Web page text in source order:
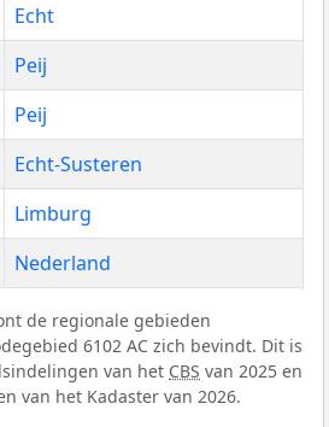
Echt
Peij
Peij
Echt-Susteren
Limburg
Nederland
de regionale gebieden
6102 AC zich bevindt. Dit is
van het CBS van 2025 en
van het Kadaster van 2026.